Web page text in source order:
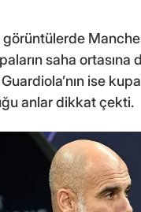
görüntülerde
saha ortasına
ise
anlar dikkat çekti.